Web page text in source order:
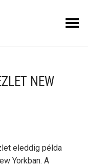
Toggle Menu
NEW
eleddig példa
Yorkban. A